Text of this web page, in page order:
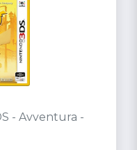
- Avventura -